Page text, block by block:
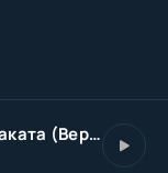
Гаснут красные крылья заката (Версия II)